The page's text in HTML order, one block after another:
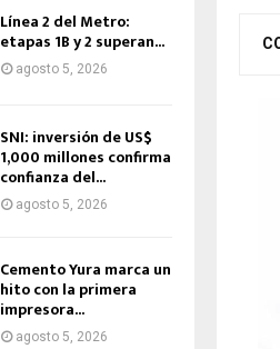
Línea 2 del Metro:
etapas 1B y 2 superan...
agosto 5, 2026
SNI: inversión de US$
1,000 millones confirma
confianza del...
agosto 5, 2026
Cemento Yura marca un
hito con la primera
impresora...
agosto 5, 2026